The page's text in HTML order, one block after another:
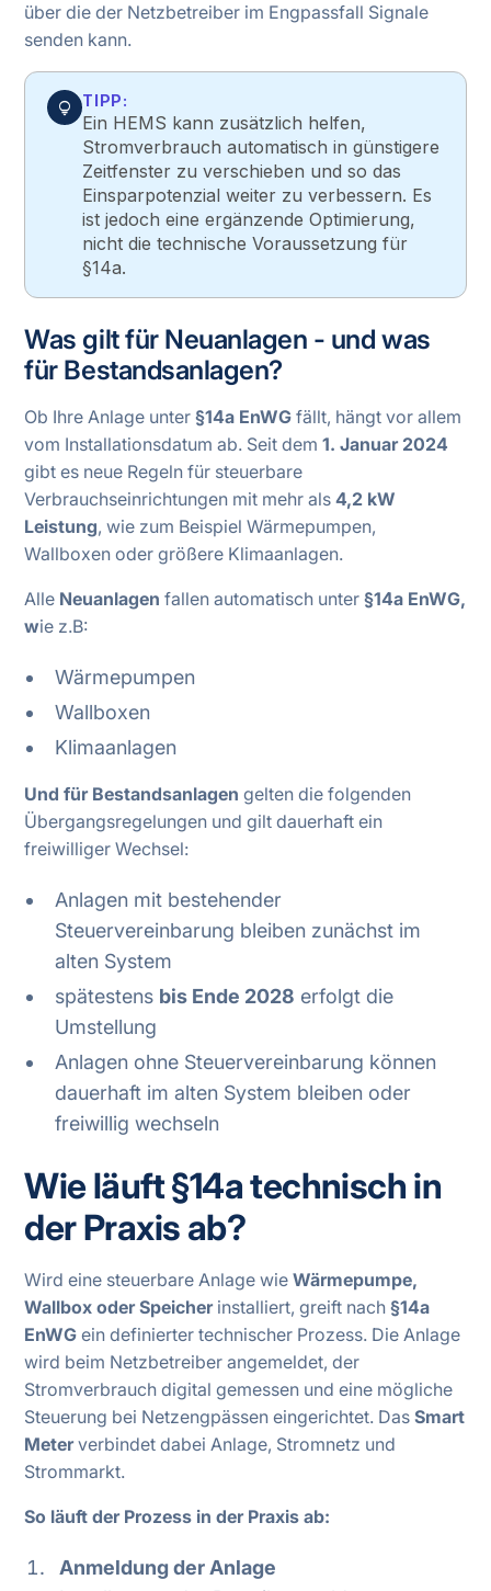
über die der Netzbetreiber im Engpassfall Signale
senden kann.
lightbulb TIPP:
Ein HEMS kann zusätzlich helfen,
Stromverbrauch automatisch in günstigere
Zeitfenster zu verschieben und so das
Einsparpotenzial weiter zu verbessern. Es
ist jedoch eine ergänzende Optimierung,
nicht die technische Voraussetzung für
§14a.
Was gilt für Neuanlagen - und was
für Bestandsanlagen?
Ob Ihre Anlage unter§14a EnWG fällt, hängt vor allem
vom Installationsdatum ab. Seit dem1. Januar 2024
gibt es neue Regeln für steuerbare
Verbrauchseinrichtungen mit mehr als4,2 kW
Leistung, wie zum Beispiel Wärmepumpen,
Wallboxen oder größere Klimaanlagen.
Alle Neuanlagen fallen automatisch unter§14a EnWG,
wie z.B:
Wärmepumpen
Wallboxen
Klimaanlagen
Und für Bestandsanlagengelten die folgenden
Übergangsregelungen und gilt dauerhaft ein
freiwilliger Wechsel:
Anlagen mit bestehender
Steuervereinbarung bleiben zunächst im
alten System
spätestens bis Ende 2028 erfolgt die
Umstellung
Anlagen ohne Steuervereinbarung können
dauerhaft im alten System bleiben oder
freiwillig wechseln
Wie läuft §14a technisch in
der Praxis ab?
Wird eine steuerbare Anlage wieWärmepumpe,
Wallbox oder Speicherinstalliert, greift nach§14a
EnWG ein definierter technischer Prozess. Die Anlage
wird beim Netzbetreiber angemeldet, der
Stromverbrauch digital gemessen und eine mögliche
Steuerung bei Netzengpässen eingerichtet. DasSmart
Meterverbindet dabei Anlage, Stromnetz und
Strommarkt.
So läuft der Prozess in der Praxis ab:
Anmeldung der Anlage